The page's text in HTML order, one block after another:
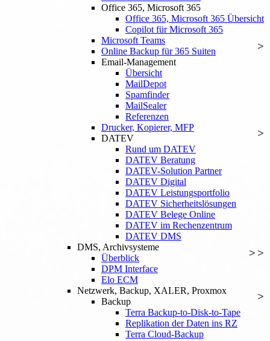
Office 365, Microsoft 365
Office 365, Microsoft 365 Übersicht
Copilot für Microsoft 365
Microsoft Teams
Online Backup für 365 Suiten
Email-Management
Übersicht
MailDepot
Spamfinder
MailSealer
Referenzen
Drucker, Kopierer, MFP
DATEV
Rund um DATEV
DATEV Beratung
DATEV-Solution Partner
DATEV Digital
DATEV Leistungsportfolio
DATEV Sicherheitslösungen
DATEV Belege Online
DATEV im Rechenzentrum
DATEV DMS
DMS, Archivsysteme
Überblick
DPM Interface
Elo ECM
Netzwerk, Backup, XALER, Proxmox
Backup
Terra Backup-to-Disk-to-Tape
Replikation der Daten ins RZ
Terra Cloud-Backup